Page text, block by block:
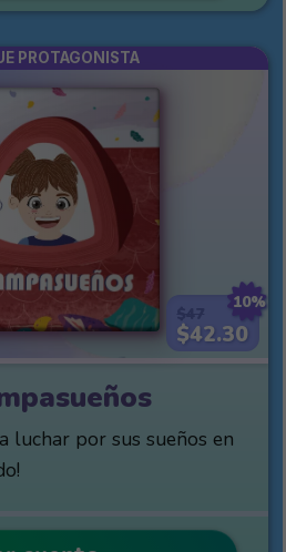
10%
$42.30
PROTAGONISTA
luchar por sus sueños en